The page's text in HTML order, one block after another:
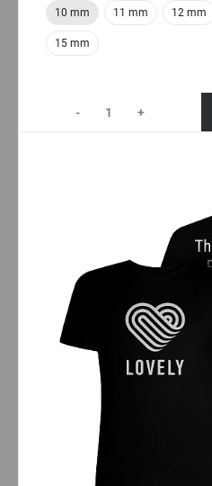
10 mm 11 mm 12 mm
15 mm
- +